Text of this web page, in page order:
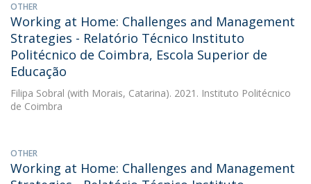
OTHER
Working at Home: Challenges and Management
Strategies - Relatório Técnico Instituto
Politécnico de Coimbra, Escola Superior de
Educação
Filipa Sobral (with Morais, Catarina). 2021. Instituto Politécnico
de Coimbra
OTHER
Working at Home: Challenges and Management